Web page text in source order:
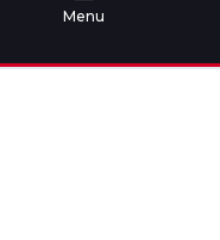
Menu